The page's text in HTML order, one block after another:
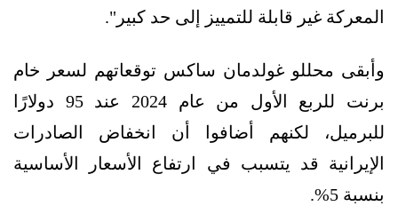
المعركة غير قابلة للتمييز إلى حد كبير".
وأبقى محللو غولدمان ساكس توقعاتهم لسعر خام
برنت للربع الأول من عام 2024 عند 95 دولارًا
للبرميل، لكنهم أضافوا أن انخفاض الصادرات
الإيرانية قد يتسبب في ارتفاع الأسعار الأساسية
بنسبة 5%.